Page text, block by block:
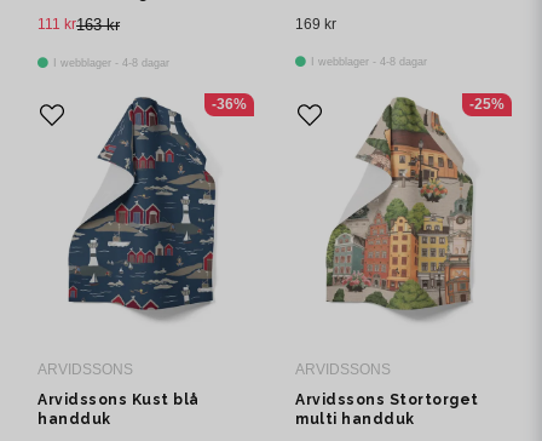
163 kr
111 kr
I webblager - 4-8 dagar
169 kr
I webblager - 4-8 dagar
ARVIDSSONS
Arvidssons Kust blå
handduk
-36%
ARVIDSSONS
Arvidssons Stortorget
multi handduk
-25%